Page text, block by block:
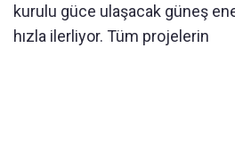
kurulu güce ulaşacak güneş
hızla ilerliyor. Tüm projelerin